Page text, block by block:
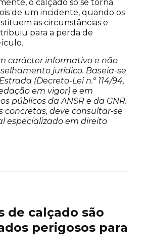
o calçado só se torna
de um incidente, quando os
as circunstâncias e
para a perda de
carácter informativo e não
jurídico. Baseia-se
(Decreto-Lei n.º 114/94,
em vigor) e em
públicos da ANSR e da GNR.
concretas, deve consultar-se
especializado em direito
de calçado são
perigosos para